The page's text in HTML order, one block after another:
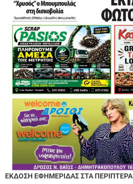
ΕΚΔΟΣΗ ΕΦΗΜΕΡΙΔΑΣ ΣΤΑ ΠΕΡΙΠΤΕΡΑ